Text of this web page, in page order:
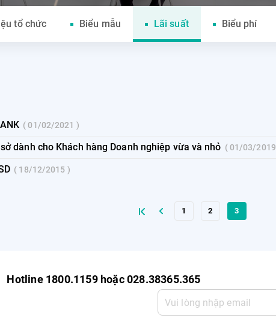
tổ chức Biểu mẫu Lãi suất Biểu phí
01/02/2021
dành cho Khách hàng Doanh nghiệp vừa và nhỏ 01/03/2019
18/12/2015
1 2 3
Hotline 1800.1159 hoặc 028.38365.365